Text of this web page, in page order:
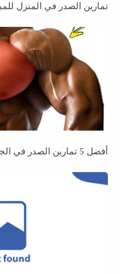
تمارين الصدر في المنزل
أفضل 5 تمارين الصدر في الجيم للمبتدئين للتضخيم بالصور